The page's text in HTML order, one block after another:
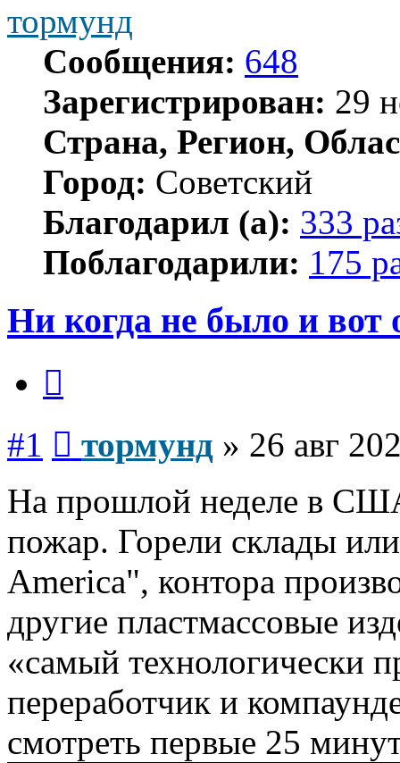
тормунд
Сообщения: 648
Зарегистрирован: 29
Страна, Регион,
Город: Советский
Благодарил (а): 333
Поблагодарили: 175
Ни когда не было и вот
#1 тормунд » 26 авг
На прошлой неделе в
пожар. Горели склады
America", контора
другие пластмассовые
«самый технологически
переработчик и
смотреть первые 25